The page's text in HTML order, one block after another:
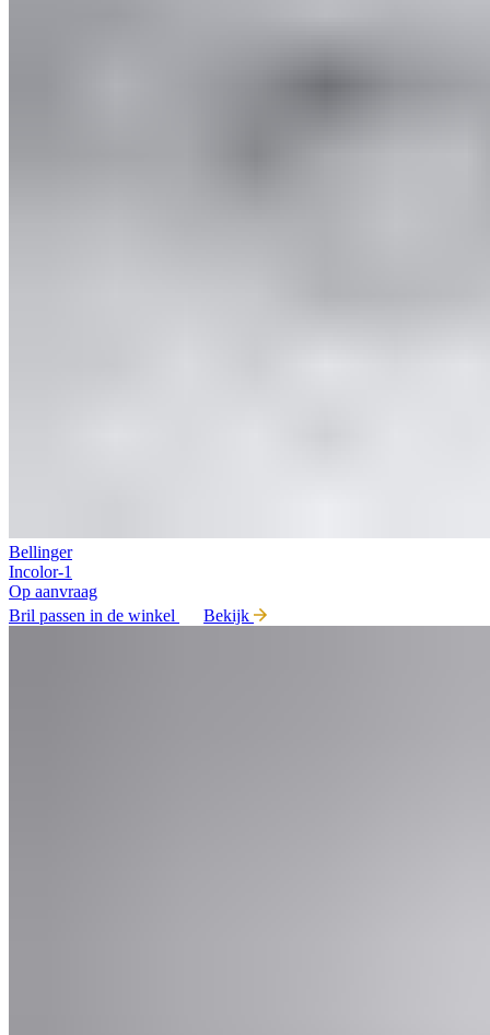
Bellinger
Incolor-1
Op aanvraag
Bril passen in de winkel
Bekijk